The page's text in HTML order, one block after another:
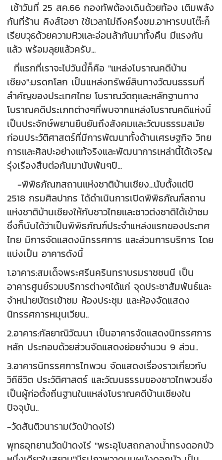
เช้าวันที่ 25 สค.66 กองทัพต้องเดินด้วยท้อง เติมพลัง
กันที่ร้าน คิงส์โอชา ใช้เวลาไม่ถึงครึ่งชม.อาหารบนโต๊ะก็
เรียบวุธด้วยความหิวและอ่อนล้ากันมาทั้งคืน มีแรงกัน
แล้ว พร้อมลุยแล้วครับ...
ที่แรกที่เราจะไปวันนี้ก็คือ "แหล่งโบราณคดีบ้าน
เชียง":มรดกโลก เป็นแหล่งทรัพย์สินทางวัฒนธรรมที่
สำคัญของประเทศไทย โบราณวัตถุและหลักฐานทาง
โบราณคดีประเภทต่างๆที่พบจากแหล่งโบราณคดีแห่งนี้
เป็นประจักษ์พยานยืนยันถึงสังคมและวัฒนธรรมสมัย
ก่อนประวัติศาสตร์ที่มีการพัฒนาทั้งด้านเศรษฐกิจ วิทย
การและศิลปะอย่างแท้จริงและพัฒนาการเหล่านี้ได้เจริญ
รุ่งเรืองสืบต่อกันมานับพันๆปี...
-พิพิธภัณฑสถานแห่งชาติบ้านเชียง...นับตั้งแต่ปี
2518 กรมศิลปากร ได้ดำเนินการเปิดพิพิธภัณฑ์สถาน
แห่งชาติบ้านเชียงให้กับชาวไทยและชาวต่งชาติได้เข้าชม
ซึ่งก็นับได้ว่าเป็นพิพิธภัณฑ์ประจำแหล่งแรกของประทศ
ไทย มีการจัดแสดงนิทรรศการ และส่วนการบริการ โดย
แบ่งเป็น อาคารดังนี้
1.อาคาร:สมเด็จพระศรีนครินทราบรมราชชนนี เป็น
อาคารศูนย์รวมบริการต่างๆได้แก่ จุดประชาสัมพันธ์และ
จำหน่ายบัตรเข้าชม ห้องประชุม และห้องจัดแสดง
นิทรรศการหมุนเวียน..
2.อาคาร:กัลยาณิวัฒนา เป็นอาคารจัดแสดงนิทรรศการ
หลัก ประกอบด้วยส่วนจัดแสดงย่อยจำนวน 9 ส่วน..
3.อาคารนิทรรศการไทพวน จัดแสดงเรื่องราวเกี่ยวกับ
วิถีชีวิต ประวัติศาสตร์ และวัฒนธรรมของชาวไทพวนซี่ง
เป็นผู้ก่อตั้งถิ่นฐานในแหล่งโบราณคดีบ้านเชียงใน
ปัจจุบัน..
-วัดสันติวนาราม(วัดป่าดงไร่)
พุทธอุทยานวัดป่าดงไร่ "พระอุโบสถกลางน้ำทรงดอกบัว